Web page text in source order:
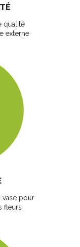
qualité
externe
vase pour
fleurs